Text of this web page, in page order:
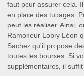
faut pour assurer cela.
en place des tubages.
peut les réaliser. Ainsi,
Ramoneur Lobry Léon
Sachez qu'il propose
toutes les bourses. Si
supplémentaires, il